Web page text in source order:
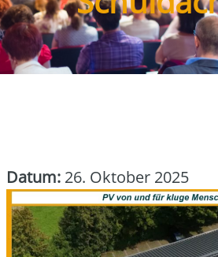
Datum: 26. Oktober 2025